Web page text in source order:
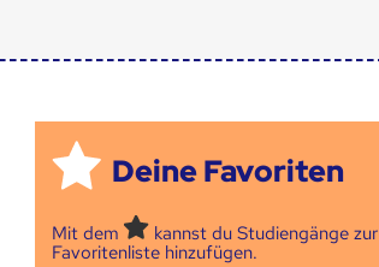
Deine Favoriten
Mit dem
kannst du Studiengänge zur
Favoritenliste hinzufügen.